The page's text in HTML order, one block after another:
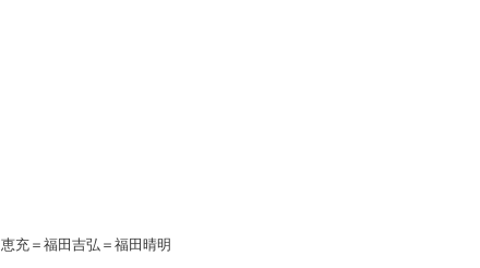
充＝福田吉弘＝福田晴明